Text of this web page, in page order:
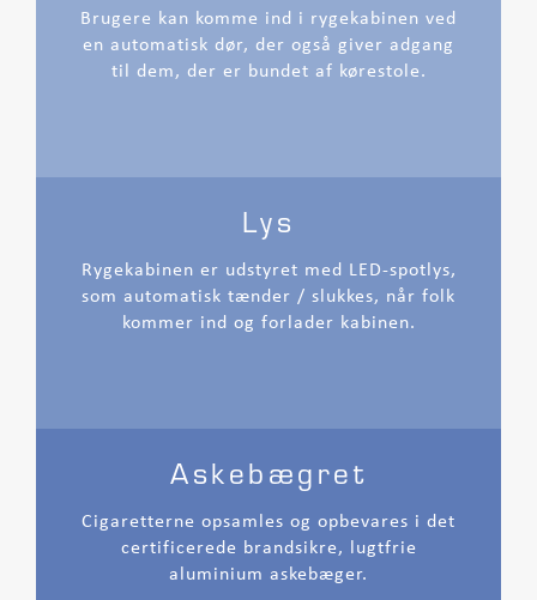
Brugere kan komme ind i rygekabinen ved
en automatisk dør, der også giver adgang
til dem, der er bundet af kørestole.
Lys
Rygekabinen er udstyret med LED-spotlys,
som automatisk tænder / slukkes, når folk
kommer ind og forlader kabinen.
Askebægret
Cigaretterne opsamles og opbevares i det
certificerede brandsikre, lugtfrie
aluminium askebæger.